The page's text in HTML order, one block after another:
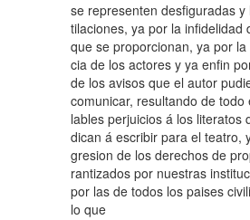
se representen desfiguradas y
tilaciones, ya por la infidelidad
que se proporcionan, ya por la
cia de los actores y ya enfin
de los avisos que el autor
comunicar, resultando de todo
lables perjuicios á los literatos
dican á escribir para el teatro, y
gresion de los derechos de
rantizados por nuestras
por las de todos los paises
lo que